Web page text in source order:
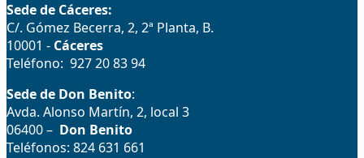
Sede de Cáceres:
C/. Gómez Becerra, 2, 2ª Planta, B.
10001 - Cáceres
Teléfono: 927 20 83 94
Sede de Don Benito:
Avda. Alonso Martín, 2, local 3
06400 – Don Benito
Teléfonos: 824 631 661